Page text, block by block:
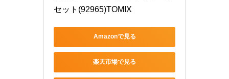
セット(92965)TOMIX
Amazonで見る
楽天市場で見る